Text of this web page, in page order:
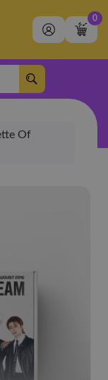
0
Of